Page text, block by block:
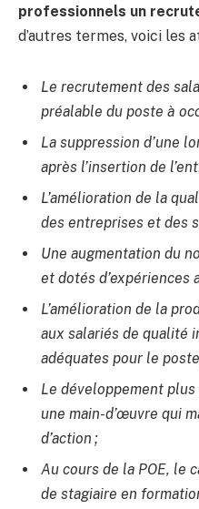
professionnels un
d’autres termes, voici les
Le recrutement des
préalable du poste à
La suppression d’une
après l’insertion de
L’amélioration de la
des entreprises et des
Une augmentation du
et dotés d’expériences
L’amélioration de la
aux salariés de qualité
adéquates pour le
Le développement plus
une main-d’œuvre qui
d’action ;
Au cours de la POE, le
de stagiaire en